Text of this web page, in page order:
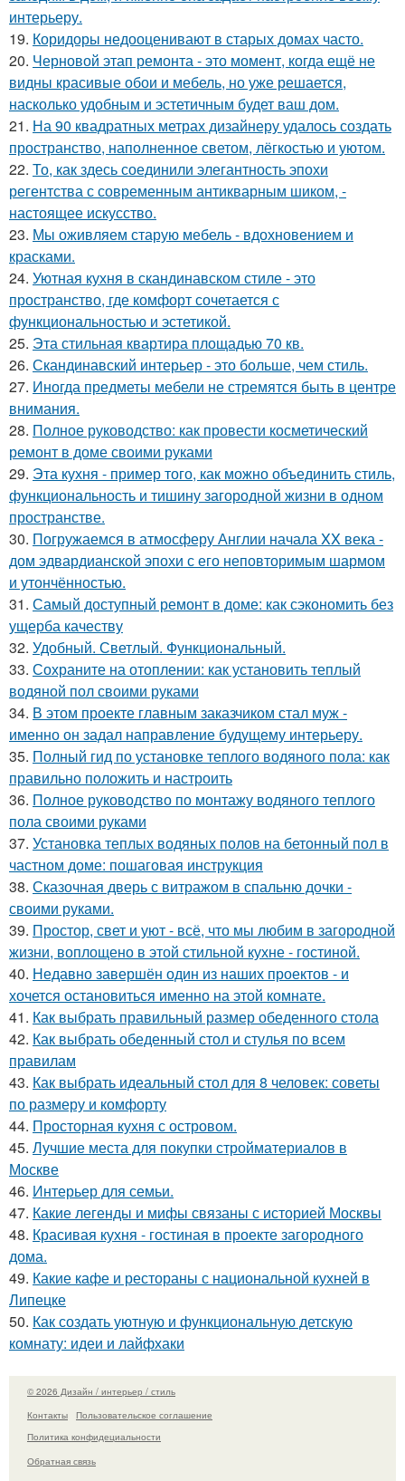
интерьеру.
19. Коридоры недооценивают в старых домах часто.
20. Черновой этап ремонта - это момент, когда ещё не
видны красивые обои и мебель, но уже решается,
насколько удобным и эстетичным будет ваш дом.
21. На 90 квадратных метрах дизайнеру удалось создать
пространство, наполненное светом, лёгкостью и уютом.
22. То, как здесь соединили элегантность эпохи
регентства с современным антикварным шиком, -
настоящее искусство.
23. Мы оживляем старую мебель - вдохновением и
красками.
24. Уютная кухня в скандинавском стиле - это
пространство, где комфорт сочетается с
функциональностью и эстетикой.
25. Эта стильная квартира площадью 70 кв.
26. Скандинавский интерьер - это больше, чем стиль.
27. Иногда предметы мебели не стремятся быть в центре
внимания.
28. Полное руководство: как провести косметический
ремонт в доме своими руками
29. Эта кухня - пример того, как можно объединить стиль,
функциональность и тишину загородной жизни в одном
пространстве.
30. Погружаемся в атмосферу Англии начала XX века -
дом эдвардианской эпохи с его неповторимым шармом
и утончённостью.
31. Самый доступный ремонт в доме: как сэкономить без
ущерба качеству
32. Удобный. Светлый. Функциональный.
33. Сохраните на отоплении: как установить теплый
водяной пол своими руками
34. В этом проекте главным заказчиком стал муж -
именно он задал направление будущему интерьеру.
35. Полный гид по установке теплого водяного пола: как
правильно положить и настроить
36. Полное руководство по монтажу водяного теплого
пола своими руками
37. Установка теплых водяных полов на бетонный пол в
частном доме: пошаговая инструкция
38. Сказочная дверь с витражом в спальню дочки -
своими руками.
39. Простор, свет и уют - всё, что мы любим в загородной
жизни, воплощено в этой стильной кухне - гостиной.
40. Недавно завершён один из наших проектов - и
хочется остановиться именно на этой комнате.
41. Как выбрать правильный размер обеденного стола
42. Как выбрать обеденный стол и стулья по всем
правилам
43. Как выбрать идеальный стол для 8 человек: советы
по размеру и комфорту
44. Просторная кухня с островом.
45. Лучшие места для покупки стройматериалов в
Москве
46. Интерьер для семьи.
47. Какие легенды и мифы связаны с историей Москвы
48. Красивая кухня - гостиная в проекте загородного
дома.
49. Какие кафе и рестораны с национальной кухней в
Липецке
50. Как создать уютную и функциональную детскую
комнату: идеи и лайфхаки
© 2026 Дизайн / интерьер / стиль
Контакты
Пользовательское соглашение
Политика конфидециальности
Обратная связь